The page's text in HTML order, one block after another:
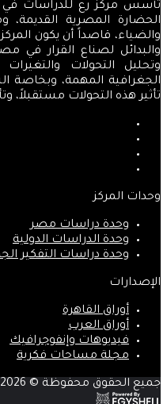
الحضارة المصرية
والضياء، قاصداً أن يكون
والبدائل لصناع القرار في
وتحليل التحولات
الجغرافية المهمة، وبخاصة
تأثير هذه التحولات مستقبلاً،
وحدات المركز
وحدة دراسات مصر
وحدة الدراسات الدولية
وحدة دراسات التفكير
الإصدارات
أوراق القاهرة
أوراق العرب
فيديوهات وإنفوجرافيك
مجلة مساحات فكرية
جميع الحقوق محفوظة © 2026 مركز رع للدراسات الاستراتيجية